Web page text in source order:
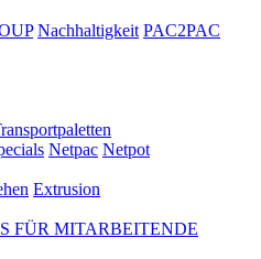
Nachhaltigkeit PAC2PAC
Netpac Netpot
Extrusion
FÜR MITARBEITENDE